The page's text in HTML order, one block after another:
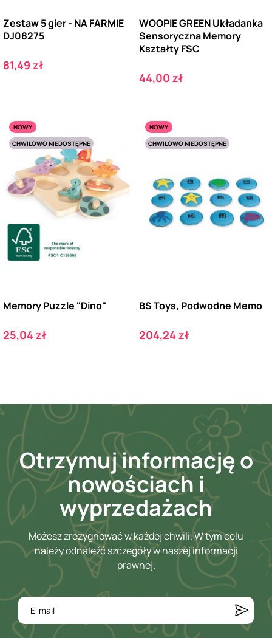
Zestaw 5 gier - NA FARMIE
DJ08275
Cena
81,49 zł
WOOPIE GREEN Układanka
Sensoryczna Memory
Kształty FSC
Cena
44,00 zł
NOWY
CHWILOWO NIEDOSTĘPNE
Memory Puzzle "Dino"
Cena
25,04 zł
NOWY
CHWILOWO NIEDOSTĘPNE
BS Toys, Podwodne Memo
Cena
204,24 zł
Otrzymuj informację o
nowościach i
wyprzedażach
Możesz zrezygnować w każdej chwili. W tym celu
należy odnaleźć szczegóły w naszej informacji
prawnej.